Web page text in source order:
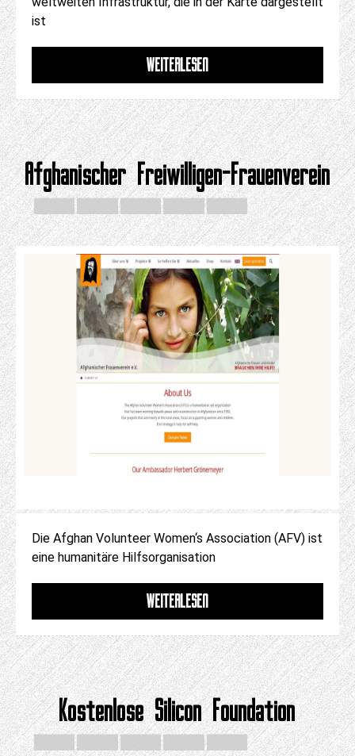
ist
WEITERLESEN
Afghanischer Freiwilligen-Frauenverein
Die Afghan Volunteer Women‘s Association (AFV) ist
eine humanitäre Hilfsorganisation
WEITERLESEN
Kostenlose Silicon Foundation